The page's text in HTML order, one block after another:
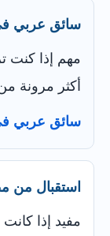
سائق عربي
مهم إذا كنت
أكثر مرونة
سائق عربي
استقبال من
مفيد إذا